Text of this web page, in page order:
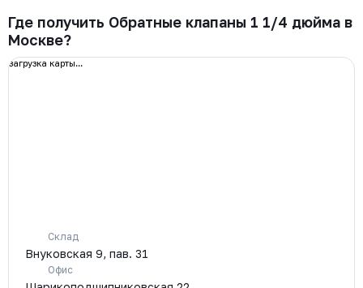
Где получить Обратные клапаны 1 1/4 дюйма в
Москве?
загрузка карты...
Склад
Внуковская 9, пав. 31
Офис